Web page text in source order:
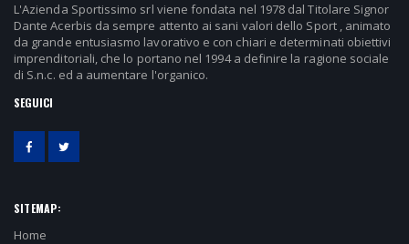
L'Azienda Sportissimo srl viene fondata nel 1978 dal Titolare Signor
Dante Acerbis da sempre attento ai sani valori dello Sport , animato
da grande entusiasmo lavorativo e con chiari e determinati obiettivi
imprenditoriali, che lo portano nel 1994 a definire la ragione sociale
di S.n.c. ed a aumentare l'organico.
SEGUICI
SITEMAP:
Home